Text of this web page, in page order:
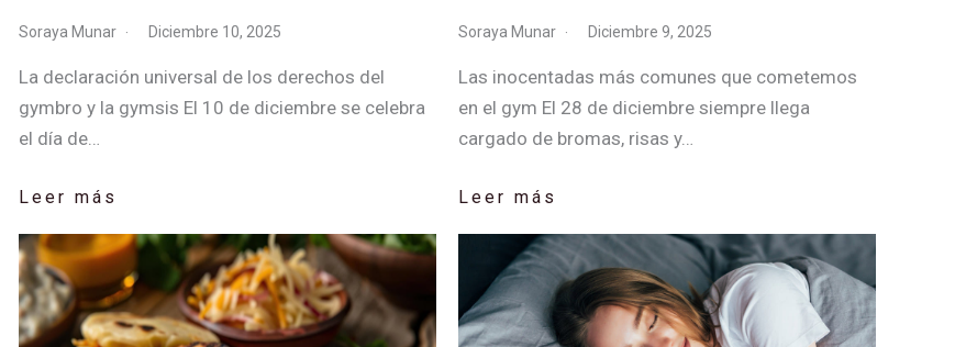
Soraya Munar Diciembre 10, 2025
La declaración universal de los derechos del
gymbro y la gymsis El 10 de diciembre se celebra
el día de…
Leer más
Soraya Munar Diciembre 9, 2025
Las inocentadas más comunes que cometemos
en el gym El 28 de diciembre siempre llega
cargado de bromas, risas y…
Leer más